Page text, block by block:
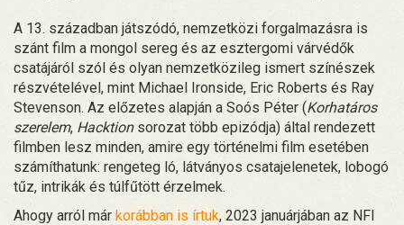
A 13. században játszódó, nemzetközi forgalmazásra is
szánt film a mongol sereg és az esztergomi várvédők
csatájáról szól és olyan nemzetközileg ismert színészek
részvételével, mint Michael Ironside, Eric Roberts és Ray
Stevenson. Az előzetes alapján a Soós Péter (Korhatáros
szerelem, Hacktionsorozat több epizódja) által rendezett
filmben lesz minden, amire egy történelmi film esetében
számíthatunk: rengeteg ló, látványos csatajelenetek, lobogó
tűz, intrikák és túlfűtött érzelmek.
Ahogy arról már korábban is írtuk, 2023 januárjában az NFI